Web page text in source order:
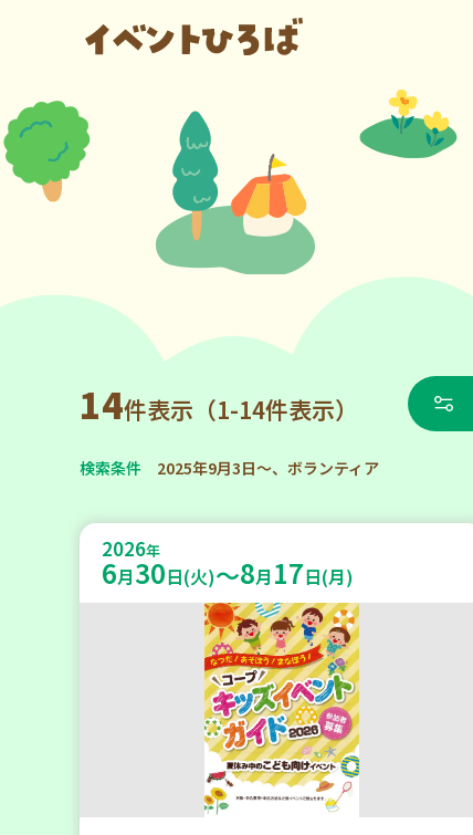
14件表示（1-14件表示）
検索条件 2025年9月3日～、ボランティア
2026年
6月30日(火)～8月 17日(月)